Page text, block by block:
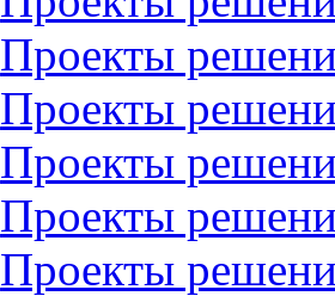
Проекты
Проекты
Проекты
Проекты
Проекты